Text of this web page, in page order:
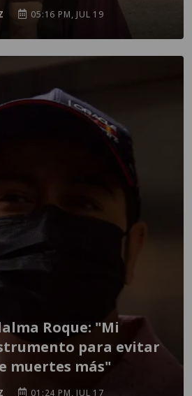
05:16 PM, JUL 19
Roque: "Mi
para evitar
muertes más"
01:24 PM, JUL 17